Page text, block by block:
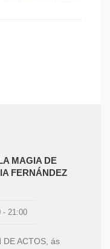
MAGIA DE
FERNÁNDEZ
- 21:00
DE ACTOS, ás